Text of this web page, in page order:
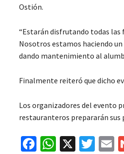
Ostión.
“Estarán disfrutando todas las
Nosotros estamos haciendo
dando mantenimiento al
Finalmente reiteró que dicho
Los organizadores del evento
restauranteros prepararán sus
Fa W X
T
E